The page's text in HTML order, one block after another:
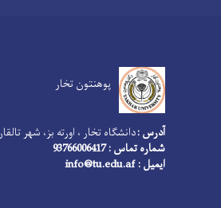
پوهنتون تخار
آدرس :دانشگاه تخار ، اورته بز، شهر تالقان
شماره تماس : 93766006417
ایمیل : info@tu.edu.af